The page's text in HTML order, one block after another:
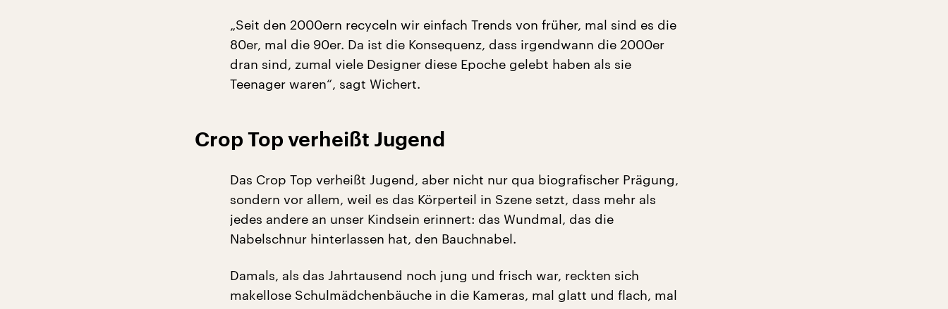
„Seit den 2000ern recyceln wir einfach Trends von früher, mal sind es die
80er, mal die 90er. Da ist die Konsequenz, dass irgendwann die 2000er
dran sind, zumal viele Designer diese Epoche gelebt haben als sie
Teenager waren“, sagt Wichert.
Crop Top verheißt Jugend
Das Crop Top verheißt Jugend, aber nicht nur qua biografischer Prägung,
sondern vor allem, weil es das Körperteil in Szene setzt, dass mehr als
jedes andere an unser Kindsein erinnert: das Wundmal, das die
Nabelschnur hinterlassen hat, den Bauchnabel.
Damals, als das Jahrtausend noch jung und frisch war, reckten sich
makellose Schulmädchenbäuche in die Kameras, mal glatt und flach, mal